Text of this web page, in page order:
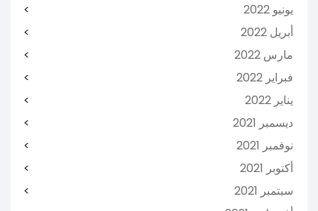
يونيو 2022
أبريل 2022
مارس 2022
فبراير 2022
يناير 2022
ديسمبر 2021
نوفمبر 2021
أكتوبر 2021
سبتمبر 2021